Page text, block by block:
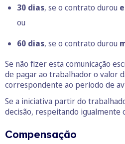
30 dias, se o contrato durou
ou
60 dias, se o contrato durou
Se não fizer esta comunicação
de pagar ao trabalhador o valor
correspondente ao período de
Se a iniciativa partir do
decisão, respeitando igualmente
Compensação